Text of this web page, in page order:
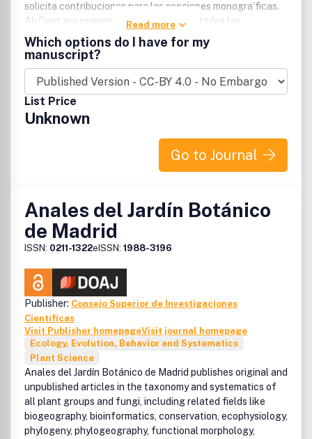
solicita contribuciones para las secciones monogra´ficas.
Al-Qant.ara proporciona acceso libre a todos los
contenidos seis meses despue´s de su publicacio´n.
Durante este periodo de embargo, so´lo los suscriptores de
la edicio´n impresa tienen acceso al texto completo.
Read more
Which options do I have for my
manuscript?
List Price
Unknown
Go to Journal
Anales del Jardín Botánico
de Madrid
ISSN: 0211-1322eISSN: 1988-3196
Publisher: Consejo Superior de Investigaciones
Científicas
Visit Publisher homepageVisit journal homepage
Ecology, Evolution, Behavior and Systematics
Plant Science
Anales del Jardín Botánico de Madrid publishes original and
unpublished articles in the taxonomy and systematics of
all plant groups and fungi, including related fields like
biogeography, bioinformatics, conservation, ecophysiology,
phylogeny, phylogeography, functional morphology,